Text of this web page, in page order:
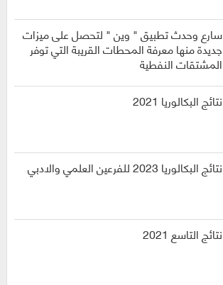
سارع وحدث تطبيق " وين " لتحصل على ميزات
جديدة منها معرفة المحطات القريبة التي توفر
المشتقات النفطية
نتائج البكالوريا 2021
نتائج البكالوريا 2023 للفرعين العلمي والادبي
نتائج التاسع 2021